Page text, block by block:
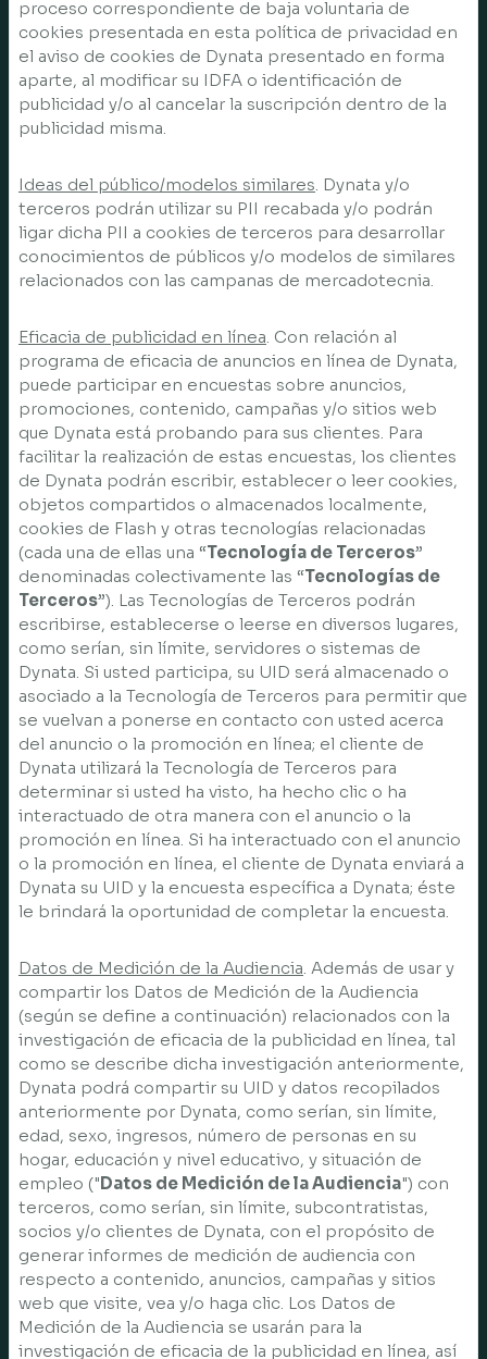
proceso correspondiente de baja voluntaria de
cookies presentada en esta política de privacidad en
el aviso de cookies de Dynata presentado en forma
aparte, al modificar su IDFA o identificación de
publicidad y/o al cancelar la suscripción dentro de la
publicidad misma.
Ideas del público/modelos similares. Dynata y/o
terceros podrán utilizar su PII recabada y/o podrán
ligar dicha PII a cookies de terceros para desarrollar
conocimientos de públicos y/o modelos de similares
relacionados con las campanas de mercadotecnia.
Eficacia de publicidad en línea. Con relación al
programa de eficacia de anuncios en línea de Dynata,
puede participar en encuestas sobre anuncios,
promociones, contenido, campañas y/o sitios web
que Dynata está probando para sus clientes. Para
facilitar la realización de estas encuestas, los clientes
de Dynata podrán escribir, establecer o leer cookies,
objetos compartidos o almacenados localmente,
cookies de Flash y otras tecnologías relacionadas
(cada una de ellas una “Tecnología de Terceros”
denominadas colectivamente las “Tecnologías de
Terceros”). Las Tecnologías de Terceros podrán
escribirse, establecerse o leerse en diversos lugares,
como serían, sin límite, servidores o sistemas de
Dynata. Si usted participa, su UID será almacenado o
asociado a la Tecnología de Terceros para permitir que
se vuelvan a ponerse en contacto con usted acerca
del anuncio o la promoción en línea; el cliente de
Dynata utilizará la Tecnología de Terceros para
determinar si usted ha visto, ha hecho clic o ha
interactuado de otra manera con el anuncio o la
promoción en línea. Si ha interactuado con el anuncio
o la promoción en línea, el cliente de Dynata enviará a
Dynata su UID y la encuesta específica a Dynata; éste
le brindará la oportunidad de completar la encuesta.
Datos de Medición de la Audiencia. Además de usar y
compartir los Datos de Medición de la Audiencia
(según se define a continuación) relacionados con la
investigación de eficacia de la publicidad en línea, tal
como se describe dicha investigación anteriormente,
Dynata podrá compartir su UID y datos recopilados
anteriormente por Dynata, como serían, sin límite,
edad, sexo, ingresos, número de personas en su
hogar, educación y nivel educativo, y situación de
empleo ("Datos de Medición de la Audiencia") con
terceros, como serían, sin límite, subcontratistas,
socios y/o clientes de Dynata, con el propósito de
generar informes de medición de audiencia con
respecto a contenido, anuncios, campañas y sitios
web que visite, vea y/o haga clic. Los Datos de
Medición de la Audiencia se usarán para la
investigación de eficacia de la publicidad en línea, así